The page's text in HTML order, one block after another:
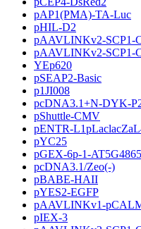
pAP1(PMA)-TA-Luc
pHIL-D2
pAAVLINKv2-SCP1-
pAAVLINKv2-SCP1-
YEp620
pSEAP2-Basic
p1JI008
pcDNA3.1+N-DYK-
pShuttle-CMV
pENTR-
pYC25
pGEX-6p-1-
pcDNA3.1/Zeo(-)
pBABE-HAII
pYES2-EGFP
pAAVLINKv1-
pIEX-3